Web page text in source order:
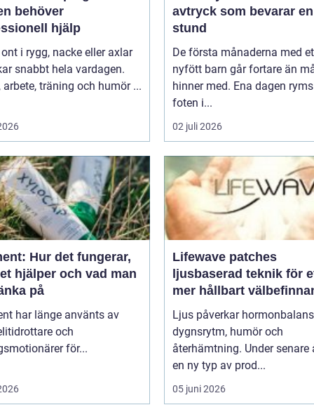
behöver
hjälp
i rygg, nacke eller axlar
snabbt hela vardagen.
arbete, träning och humör ...
avtryck som bevarar
stund
De första månaderna med
nyfött barn går fortare än
hinner med. Ena dagen
foten i...
02 juli 2026
Hur det fungerar,
hjälper och vad man
på
har länge använts av
och
för...
Lifewave patches
ljusbaserad teknik för
mer hållbart
Ljus påverkar
dygnsrytm, humör och
återhämtning. Under senare
en ny typ av prod...
05 juni 2026